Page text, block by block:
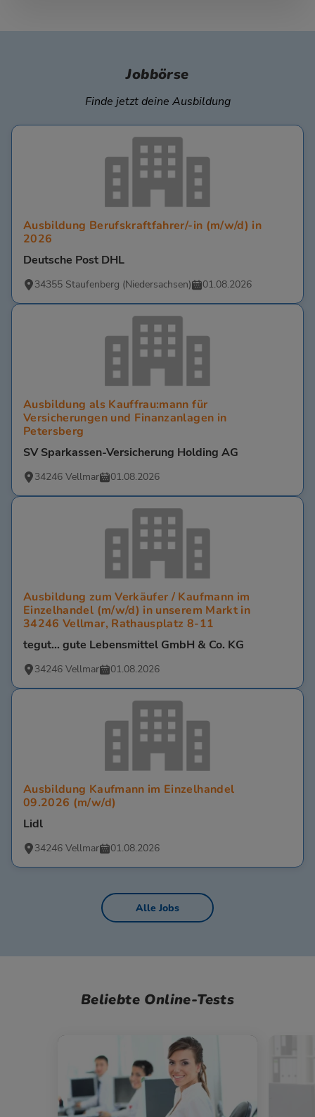
Jobbörse
Finde jetzt deine Ausbildung
Ausbildung Berufskraftfahrer/-in (m/w/d) in
2026
Deutsche Post DHL
34355 Staufenberg (Niedersachsen) 01.08.2026
Ausbildung als Kauffrau:mann für
Versicherungen und Finanzanlagen in
Petersberg
SV Sparkassen-Versicherung Holding AG
34246 Vellmar 01.08.2026
Ausbildung zum Verkäufer / Kaufmann im
Einzelhandel (m/w/d) in unserem Markt in
34246 Vellmar, Rathausplatz 8-11
tegut... gute Lebensmittel GmbH & Co. KG
34246 Vellmar 01.08.2026
Ausbildung Kaufmann im Einzelhandel
09.2026 (m/w/d)
Lidl
34246 Vellmar 01.08.2026
Alle Jobs
Beliebte Online-Tests